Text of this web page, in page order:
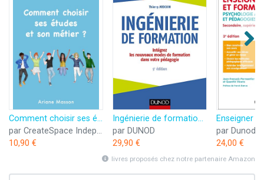
Comment choisir ses études et son métier: Orientation scolaire et professionnelle
par CreateSpace Independent Publishing Platform
10,90 €
Ingénierie de formation - 5e éd. -Intégrez les nouveaux modes de formation dans votre pédagogie: Intégrez les nouveaux modes de formation dans votre pédagogie
par DUNOD
29,90 €
par Dunod
24,00 €
livres proposés chez notre partenaire Amazon